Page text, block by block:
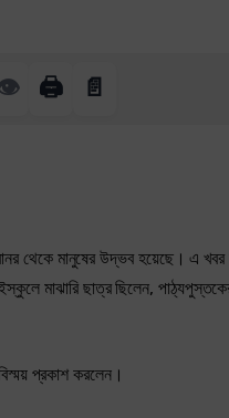
🖨️ 📄
থেকে মানুষের উদ্ভব হয়েছে। এ
মাঝারি ছাত্র ছিলেন,
প্রকাশ করলেন।